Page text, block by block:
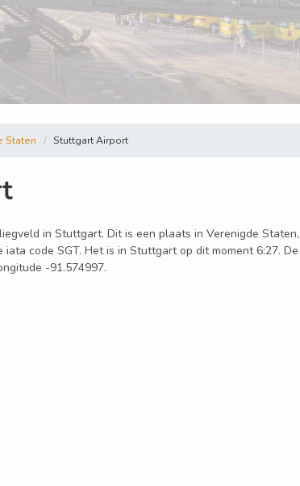
Staten Stuttgart Airport
in Stuttgart. Dit is een plaats in Verenigde
code SGT. Het is in Stuttgart op dit moment 6:27.
-91.574997.